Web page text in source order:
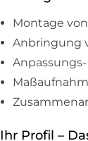
Montage
Anbringung
Ihr Profil –